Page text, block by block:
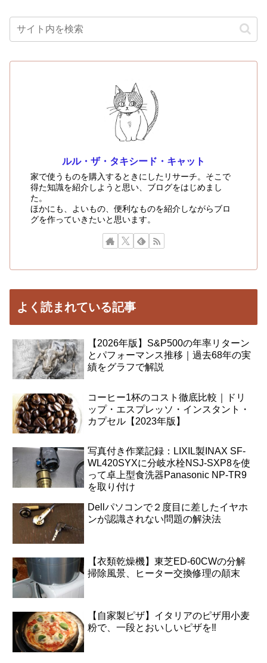
ルル・ザ・タキシード・キャット
家で使うものを購入するときにしたリサーチ。そこで
得た知識を紹介しようと思い、ブログをはじめまし
た。
ほかにも、よいもの、便利なものを紹介しながらブロ
グを作っていきたいと思います。
よく読まれている記事
【2026年版】S&P500の年率リターン
とパフォーマンス推移｜過去68年の実
績をグラフで解説
コーヒー1杯のコスト徹底比較｜ドリ
ップ・エスプレッソ・インスタント・
カプセル【2023年版】
写真付き作業記録：LIXIL製INAX SF-
WL420SYXに分岐水栓NSJ-SXP8を使
って卓上型食洗器Panasonic NP-TR9
を取り付け
Dellパソコンで２度目に差したイヤホ
ンが認識されない問題の解決法
【衣類乾燥機】東芝ED-60CWの分解
掃除風景、ヒーター交換修理の顛末
【自家製ピザ】イタリアのピザ用小麦
粉で、一段とおいしいピザを‼